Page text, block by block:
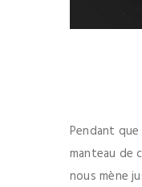
Pendant
manteau de
nous mène